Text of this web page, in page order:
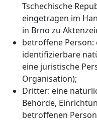
Tschechische
eingetragen im
in Brno zu
betroffene
identifizierbare
eine juristische
Organisation);
Dritter: eine
Behörde,
betroffenen